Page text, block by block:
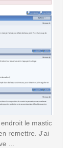
le mastic
remettre. J'ai
...